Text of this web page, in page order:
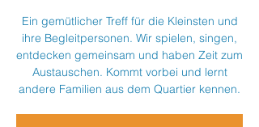
Ein gemütlicher Treff für die Kleinsten und
ihre Begleitpersonen. Wir spielen, singen,
entdecken gemeinsam und haben Zeit zum
Austauschen. Kommt vorbei und lernt
andere Familien aus dem Quartier kennen.